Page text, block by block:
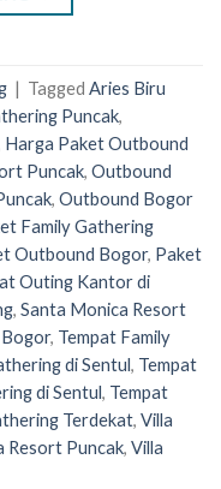
| Tagged Aries Biru
Puncak,
Harga Paket Outbound
Puncak, Outbound
, Outbound Bogor
Family Gathering
Outbound Bogor, Paket
Outing Kantor di
, Santa Monica Resort
Bogor, Tempat Family
di Sentul, Tempat
di Sentul, Tempat
Terdekat, Villa
Resort Puncak, Villa